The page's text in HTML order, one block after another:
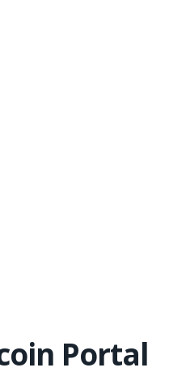
Portal